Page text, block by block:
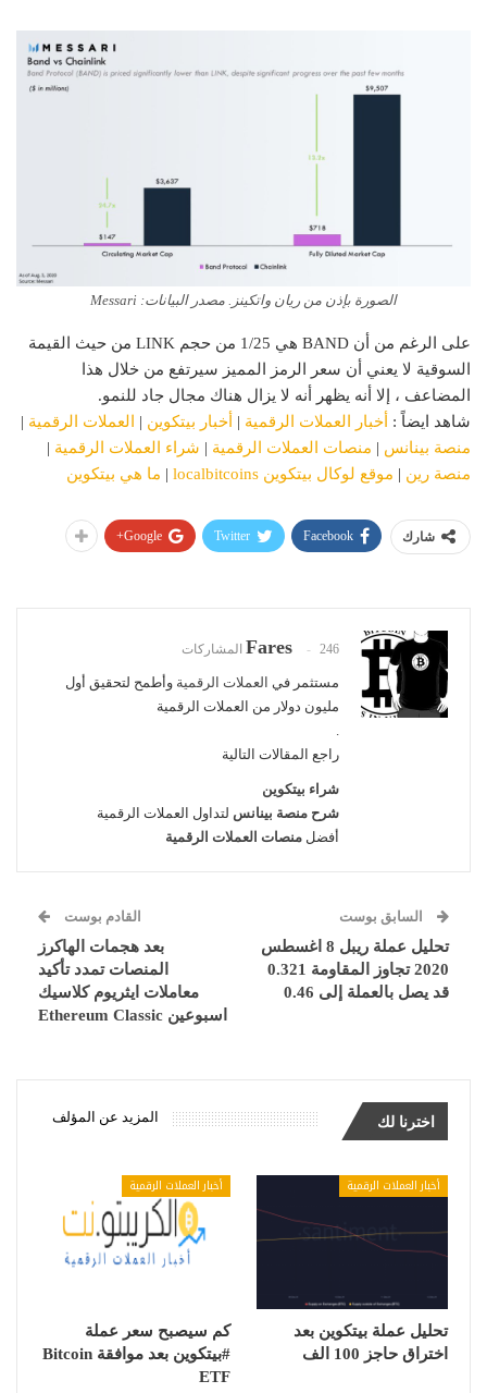
الصورة بإذن من ريان واتكينز. مصدر البيانات: Messari
على الرغم من أن BAND هي 1/25 من حجم LINK من حيث القيمة
السوقية لا يعني أن سعر الرمز المميز سيرتفع من خلال هذا
المضاعف ، إلا أنه يظهر أنه لا يزال هناك مجال جاد للنمو.
شاهد ايضاً : أخبار العملات الرقمية | أخبار بيتكوين | العملات الرقمية |
منصة بينانس | منصات العملات الرقمية | شراء العملات الرقمية |
منصة رين | موقع لوكال بيتكوين localbitcoins | ما هي بيتكوين
شارك Facebook
Twitter
Google+
Fares 246 المشاركات
مستثمر في العملات الرقمية وأطمح لتحقيق أول
مليون دولار من العملات الرقمية
.
راجع المقالات التالية
شراء بيتكوين
شرح منصة بينانس لتداول العملات الرقمية
أفضل منصات العملات الرقمية
السابق بوست
تحليل عملة ريبل 8 اغسطس
2020 تجاوز المقاومة 0.321
قد يصل بالعملة إلى 0.46
القادم بوست
بعد هجمات الهاكرز
المنصات تمدد تأكيد
معاملات ايثريوم كلاسيك
اسبوعين Ethereum Classic
اخترنا لك المزيد عن المؤلف
أخبار العملات الرقمية
تحليل عملة بيتكوين بعد
اختراق حاجز 100 الف
أخبار العملات الرقمية
كم سيصبح سعر عملة
#بيتكوين بعد موافقة Bitcoin
ETF